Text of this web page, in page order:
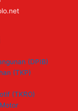
(DPIB)
(TKP)
(TKRO)